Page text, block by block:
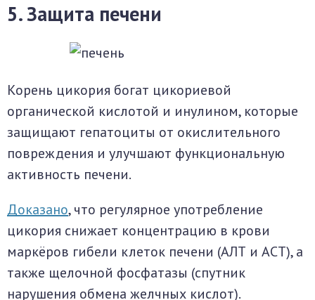
5. Защита печени
Корень цикория богат цикориевой
органической кислотой и инулином, которые
защищают гепатоциты от окислительного
повреждения и улучшают функциональную
активность печени.
Доказано, что регулярное употребление
цикория снижает концентрацию в крови
маркёров гибели клеток печени (АЛТ и АСТ), а
также щелочной фосфатазы (спутник
нарушения обмена желчных кислот).